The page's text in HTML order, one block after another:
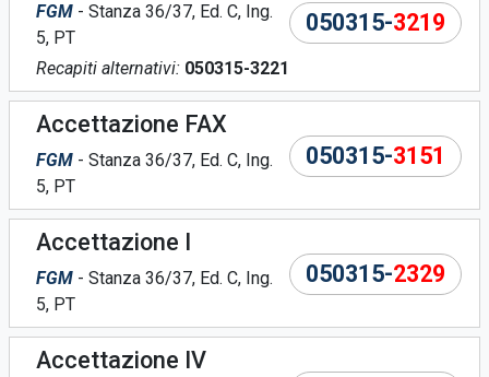
FGM - Stanza 36/37, Ed. C, Ing.
5, PT
Recapiti alternativi: 050315-3221
050315-3219
Accettazione FAX
FGM - Stanza 36/37, Ed. C, Ing.
5, PT
050315-3151
Accettazione I
FGM - Stanza 36/37, Ed. C, Ing.
5, PT
050315-2329
Accettazione IV